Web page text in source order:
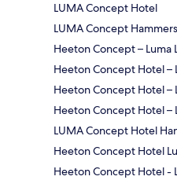
LUMA Concept Hotel
LUMA Concept
Heeton Concept – Luma
Heeton Concept Hotel –
Heeton Concept Hotel –
Heeton Concept Hotel –
LUMA Concept Hotel
Heeton Concept Hotel
Heeton Concept Hotel -